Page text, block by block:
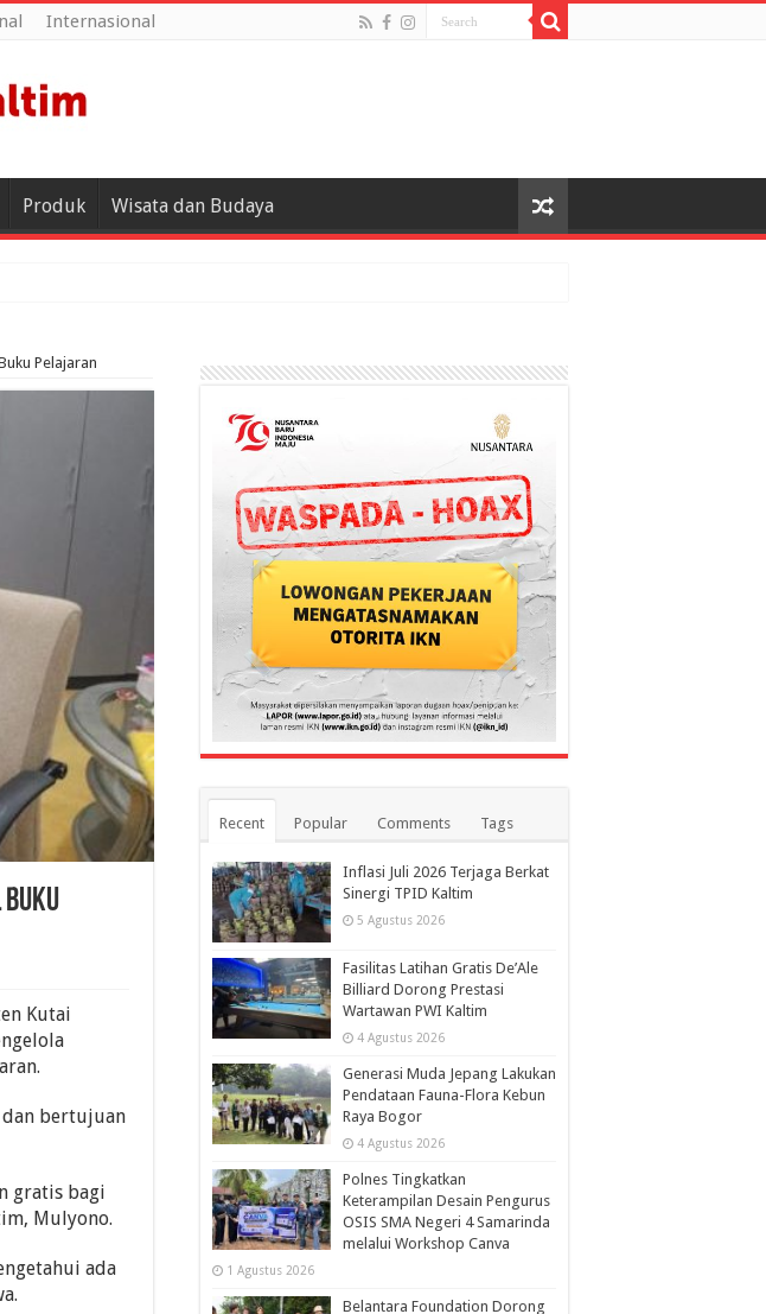
Internasional
Produk Wisata dan Budaya
Pelajaran
Kutai
dan bertujuan
gratis bagi
Mulyono.
ada
Recent Popular Comments Tags
Inflasi Juli 2026 Terjaga Berkat
Sinergi TPID Kaltim
5 Agustus 2026
Fasilitas Latihan Gratis De’Ale
Billiard Dorong Prestasi
Wartawan PWI Kaltim
4 Agustus 2026
Generasi Muda Jepang Lakukan
Pendataan Fauna-Flora Kebun
Raya Bogor
4 Agustus 2026
Polnes Tingkatkan
Keterampilan Desain Pengurus
OSIS SMA Negeri 4 Samarinda
melalui Workshop Canva
1 Agustus 2026
Belantara Foundation Dorong